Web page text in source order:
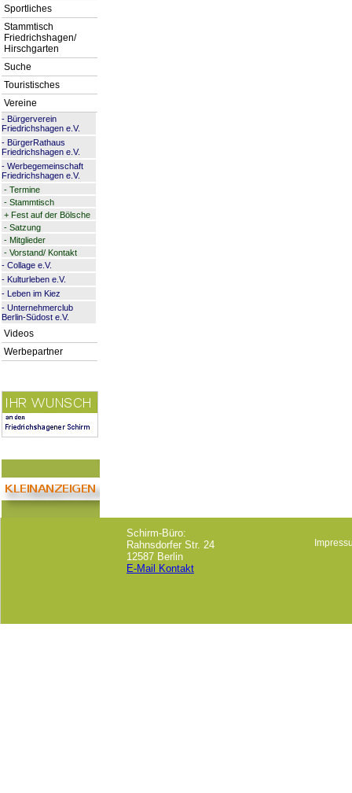
Sportliches
Stammtisch
Friedrichshagen/
Hirschgarten
Suche
Touristisches
Vereine
- Bürgerverein
Friedrichshagen e.V.
- BürgerRathaus
Friedrichshagen e.V.
- Werbegemeinschaft
Friedrichshagen e.V.
- Termine
- Stammtisch
+ Fest auf der Bölsche
- Satzung
- Mitglieder
- Vorstand/ Kontakt
- Collage e.V.
- Kulturleben e.V.
- Leben im Kiez
- Unternehmerclub
Berlin-Südost e.V.
Videos
Werbepartner
Schirm-Büro:
Rahnsdorfer Str. 24
12587 Berlin
E-Mail Kontakt